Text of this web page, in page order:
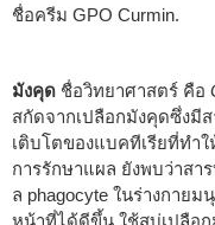
ชื่อครีม GPO Curmin.
มังคุด ชื่อวิทยาศาสตร์ คือ
สกัดจากเปลือกมังคุดซึ่งมี
เติบโตของแบคทีเรียที่ทำ
การรักษาแผล ยังพบว่าสา
ล phagocyte ในร่างกา
หน้าที่ได้ดีขึ้น ใช้สบู่เปลือ